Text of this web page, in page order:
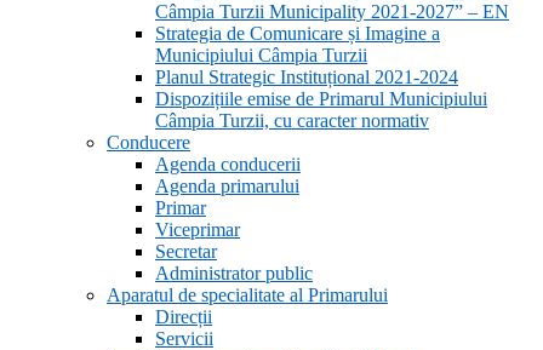
Câmpia Turzii Municipality 2021-2027” – EN
Strategia de Comunicare și Imagine a
Municipiului Câmpia Turzii
Planul Strategic Instituțional 2021-2024
Dispozițiile emise de Primarul Municipiului
Câmpia Turzii, cu caracter normativ
Conducere
Agenda conducerii
Agenda primarului
Primar
Viceprimar
Secretar
Administrator public
Aparatul de specialitate al Primarului
Direcții
Servicii